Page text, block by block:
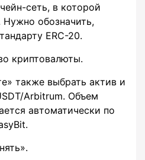
сеть, в которой
обозначить,
ERC-20.
криптовалюты.
также выбрать актив и
Arbitrum. Объем
автоматически по